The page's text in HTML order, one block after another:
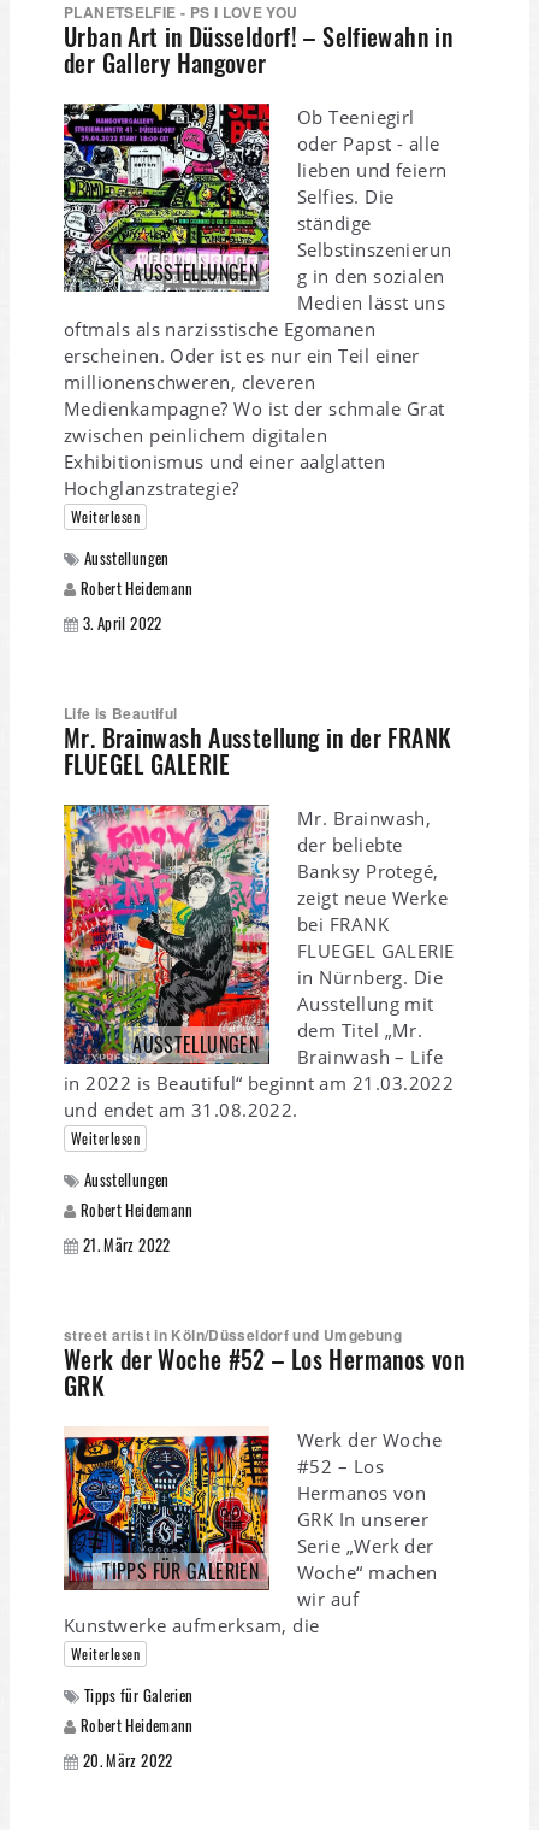
PLANETSELFIE - PS I LOVE YOU
Urban Art in Düsseldorf! – Selfiewahn in
der Gallery Hangover
AUSSTELLUNGEN
Ob Teeniegirl
oder Papst - alle
lieben und feiern
Selfies. Die
ständige
Selbstinszenierun
g in den sozialen
Medien lässt uns
oftmals als narzisstische Egomanen
erscheinen. Oder ist es nur ein Teil einer
millionenschweren, cleveren
Medienkampagne? Wo ist der schmale Grat
zwischen peinlichem digitalen
Exhibitionismus und einer aalglatten
Hochglanzstrategie?
Weiterlesen
Ausstellungen
Robert Heidemann
3. April 2022
Life is Beautiful
Mr. Brainwash Ausstellung in der FRANK
FLUEGEL GALERIE
AUSSTELLUNGEN
Mr. Brainwash,
der beliebte
Banksy Protegé,
zeigt neue Werke
bei FRANK
FLUEGEL GALERIE
in Nürnberg. Die
Ausstellung mit
dem Titel „Mr.
Brainwash – Life
in 2022 is Beautiful“ beginnt am 21.03.2022
und endet am 31.08.2022.
Weiterlesen
Ausstellungen
Robert Heidemann
21. März 2022
street artist in Köln/Düsseldorf und Umgebung
Werk der Woche #52 – Los Hermanos von
GRK
TIPPS FÜR GALERIEN
Werk der Woche
#52 – Los
Hermanos von
GRK In unserer
Serie „Werk der
Woche“ machen
wir auf
Kunstwerke aufmerksam, die
Weiterlesen
Tipps für Galerien
Robert Heidemann
20. März 2022